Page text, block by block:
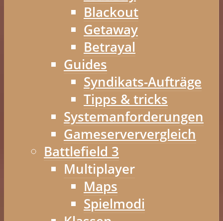
Blackout
Getaway
Betrayal
Guides
Syndikats-Aufträge
Tipps & tricks
Systemanforderungen
Gameserververgleich
Battlefield 3
Multiplayer
Maps
Spielmodi